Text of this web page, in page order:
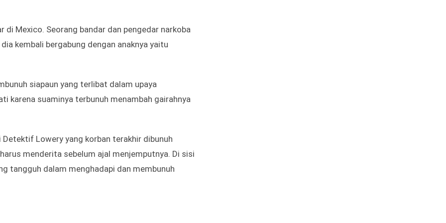
di Mexico. Seorang bandar dan pengedar narkoba
kembali bergabung dengan anaknya yaitu
siapaun yang terlibat dalam upaya
karena suaminya terbunuh menambah gairahnya
Lowery yang korban terakhir dibunuh
menderita sebelum ajal menjemputnya. Di sisi
tangguh dalam menghadapi dan membunuh